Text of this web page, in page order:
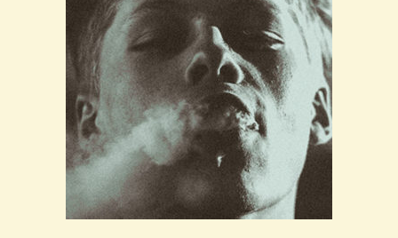
ADD TO
CART